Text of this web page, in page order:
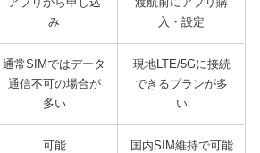
み
入・設定
通常SIMではデータ
通信不可の場合が
多い
現地LTE/5Gに接続
できるプランが多
い
可能 国内SIM維持で可能